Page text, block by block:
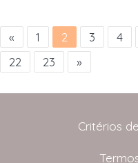
« 1 2 3 4
22
23 »
Critérios